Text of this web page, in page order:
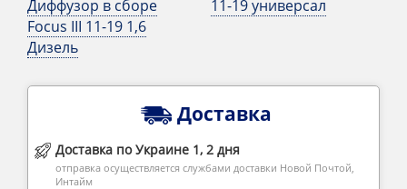
Диффузор в сборе
Focus III 11-19 1,6
Дизель
11-19 универсал
Доставка
Доставка по Украине 1, 2 дня
отправка осуществляется службами доставки Новой Почтой,
Интайм